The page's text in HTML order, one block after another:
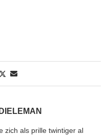
zich als prille twintiger al